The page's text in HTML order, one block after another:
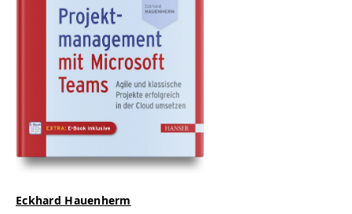
Eckhard Hauenherm